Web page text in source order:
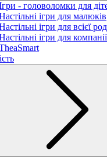
- головоломки для
ігри для малюків
ігри для всієї
ігри для компанії